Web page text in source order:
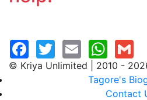
© Kriya Unlimited | 2010 -
Tagore's
Contact